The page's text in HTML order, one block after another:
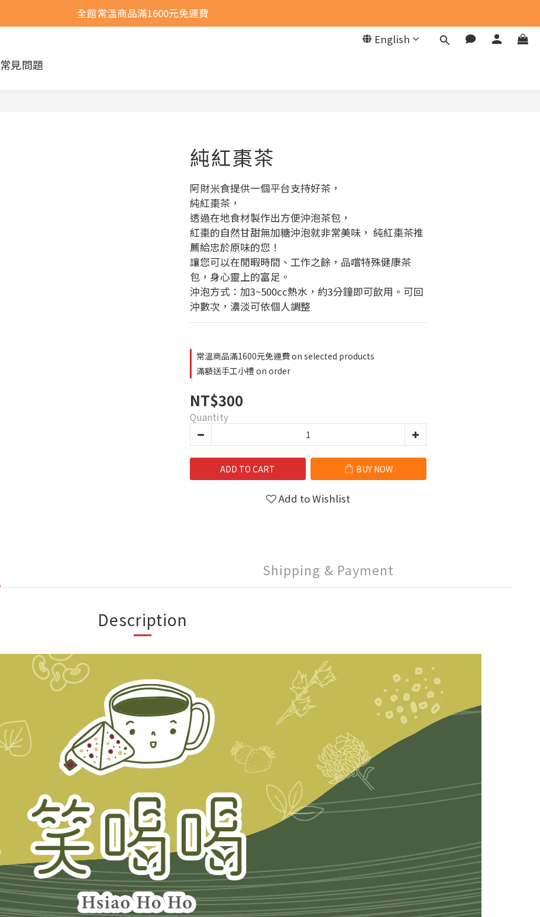
全館常溫商品滿1600元免運費
全館常溫商品滿1600元免運費
English
常見問題
純紅棗茶
阿財米食提供一個平台支持好茶，
純紅棗茶，
透過在地食材製作出方便沖泡茶包，
紅棗的自然甘甜無加糖沖泡就非常美味， 純紅棗茶推
薦給忠於原味的您！
讓您可以在閒暇時間、工作之餘，品嚐特殊健康茶
包，身心靈上的富足。
沖泡方式：加3~500cc熱水，約3分鐘即可飲用。可回
沖數次，濃淡可依個人調整
常溫商品滿1600元免運費 on selected products
滿額送手工小禮 on order
NT$300
Quantity
ADD TO CART BUY NOW
Add to Wishlist
Shipping & Payment
Description